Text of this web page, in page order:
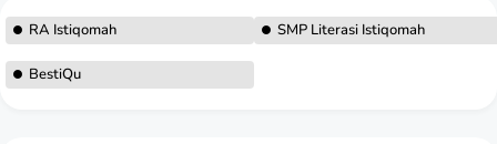
RA Istiqomah SMP Literasi Istiqomah
BestiQu